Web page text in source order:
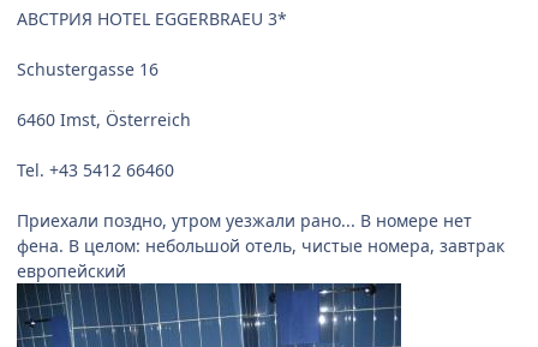
АВСТРИЯ HOTEL EGGERBRAEU 3*
Schustergasse 16
6460 Imst, Österreich
Tel. +43 5412 66460
Приехали поздно, утром уезжали рано... В номере нет
фена. В целом: небольшой отель, чистые номера, завтрак
европейский